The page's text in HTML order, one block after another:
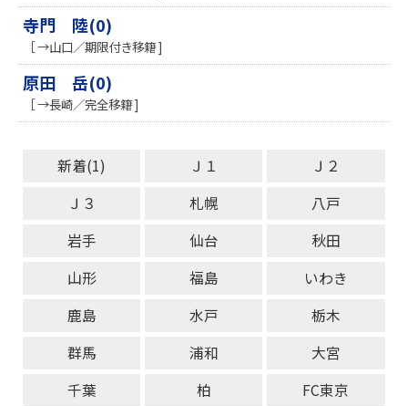
寺門 陸(0)
［ →山口／期限付き移籍 ]
原田 岳(0)
［ →長崎／完全移籍 ]
新着(1) Ｊ１
Ｊ２
Ｊ３
札幌
八戸
岩手
仙台
秋田
山形
福島
いわき
鹿島
水戸
栃木
群馬
浦和
大宮
千葉
柏
FC東京